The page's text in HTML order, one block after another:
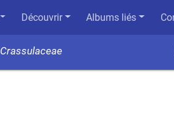
Découvrir Albums liés
Crassulaceae